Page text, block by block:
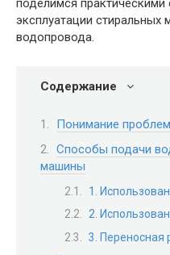
поделимся практическими
эксплуатации стиральных
водопровода.
Содержание
Понимание
Способы подачи
машины
1.
2.
3. Переносная